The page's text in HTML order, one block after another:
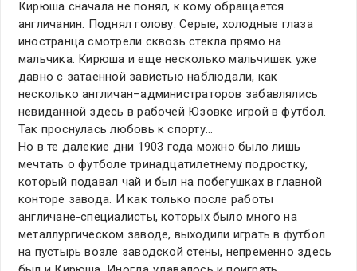
Кирюша сначала не понял, к кому обращается
англичанин. Поднял голову. Серые, холодные глаза
иностранца смотрели сквозь стекла прямо на
мальчика. Кирюша и еще несколько мальчишек уже
давно с затаенной завистью наблюдали, как
несколько англичан–администраторов забавлялись
невиданной здесь в рабочей Юзовке игрой в футбол.
Так проснулась любовь к спорту…
Но в те далекие дни 1903 года можно было лишь
мечтать о футболе тринадцатилетнему подростку,
который подавал чай и был на побегушках в главной
конторе завода. И как только после работы
англичане-специалисты, которых было много на
металлургическом заводе, выходили играть в футбол
на пустырь возле заводской стены, непременно здесь